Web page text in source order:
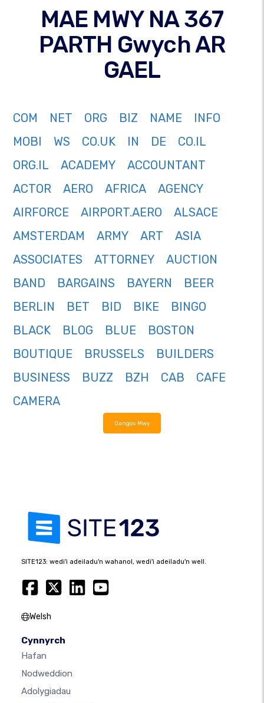
MAE MWY NA 367
PARTH Gwych AR
GAEL
COM NET ORG BIZ NAME
INFO
MOBI
WS CO.UK IN DE
CO.IL
ORG.IL
ACADEMY
ACCOUNTANT
ACTOR
AERO AFRICA
AGENCY
AIRFORCE
AIRPORT.AERO
ALSACE
AMSTERDAM
ARMY ART
ASIA
ASSOCIATES
ATTORNEY
AUCTION
BAND
BARGAINS BAYERN
BEER
BERLIN
BET BID BIKE
BINGO
BLACK
BLOG BLUE
BOSTON
BOUTIQUE
BRUSSELS
BUILDERS
BUSINESS
BUZZ BZH CAB
CAFE
CAMERA
Dangos Mwy
SITE123: wedi'i adeiladu'n wahanol, wedi'i adeiladu'n well.
Welsh
Cynnyrch
Hafan
Nodweddion
Adolygiadau